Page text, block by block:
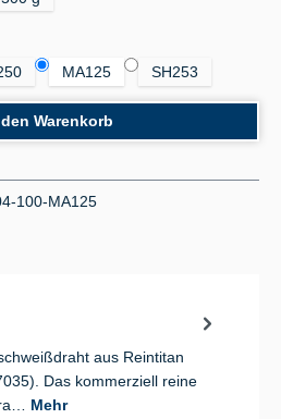
MA125 SH253
den gewünschten Wert ein
Warenkorb
100-MA125
aus Reintitan
Das kommerziell reine
Mehr